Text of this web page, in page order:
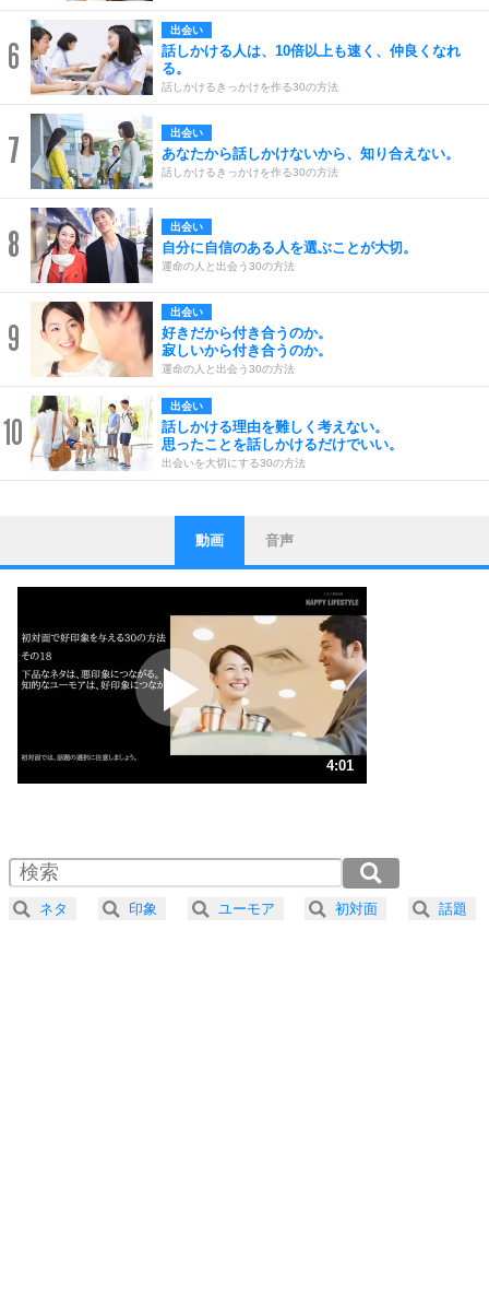
6
出会い
話しかける人は、10倍以上も速く、仲良くなれ
る。
話しかけるきっかけを作る30の方法
7 出会い
あなたから話しかけないから、知り合えない。
話しかけるきっかけを作る30の方法
8 出会い
自分に自信のある人を選ぶことが大切。
運命の人と出会う30の方法
9
出会い
好きだから付き合うのか。
寂しいから付き合うのか。
運命の人と出会う30の方法
10
出会い
話しかける理由を難しく考えない。
思ったことを話しかけるだけでいい。
出会いを大切にする30の方法
1
ストレス対策
他人と比べない。
いっそのこと、他人を見ない。
いらいらしない人になる30の方法
プラス思考
ポジティブになれない原因は、行動しないから。
ポジティブ思考になる30の方法
ストレス対策
人生、なんとかなるもの。
気楽に生きる30の方法
4 器の大きい人は、怒りを優しさで表現する。
プラス思考
動画 音声
4:01
2.0倍速 （472KB 2分0秒）
2.5倍速 （378KB 1分36秒）
3.0倍速 （315KB 1分20秒）
ネタ 印象 ユーモア 初対面 話題